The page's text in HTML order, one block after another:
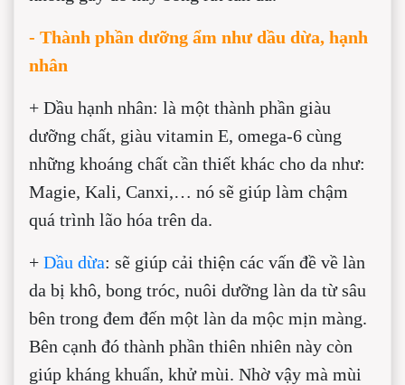
- Thành phần dưỡng ẩm như dầu dừa, hạnh
nhân
+ Dầu hạnh nhân: là một thành phần giàu
dưỡng chất, giàu vitamin E, omega-6 cùng
những khoáng chất cần thiết khác cho da như:
Magie, Kali, Canxi,… nó sẽ giúp làm chậm
quá trình lão hóa trên da.
+ Dầu dừa: sẽ giúp cải thiện các vấn đề về làn
da bị khô, bong tróc, nuôi dưỡng làn da từ sâu
bên trong đem đến một làn da mộc mịn màng.
Bên cạnh đó thành phần thiên nhiên này còn
giúp kháng khuẩn, khử mùi. Nhờ vậy mà mùi